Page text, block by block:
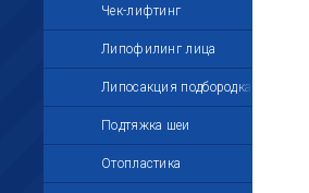
Чек-лифтинг
Липофилинг лица
Липосакция подбородка
Подтяжка шеи
Отопластика